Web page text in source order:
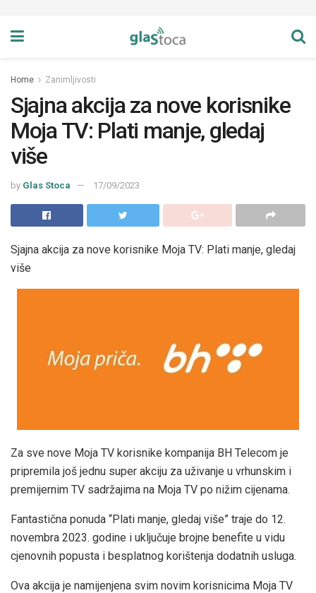
Home Zanimljivosti
Sjajna akcija za nove korisnike
Moja TV: Plati manje, gledaj
više
by Glas Stoca 17/09/2023
Sjajna akcija za nove korisnike Moja TV: Plati manje, gledaj
više
Za sve nove Moja TV korisnike kompanija BH Telecom je
pripremila još jednu super akciju za uživanje u vrhunskim i
premijernim TV sadržajima na Moja TV po nižim cijenama.
Fantastična ponuda “Plati manje, gledaj više” traje do 12.
novembra 2023. godine i uključuje brojne benefite u vidu
cjenovnih popusta i besplatnog korištenja dodatnih usluga.
Ova akcija je namijenjena svim novim korisnicima Moja TV